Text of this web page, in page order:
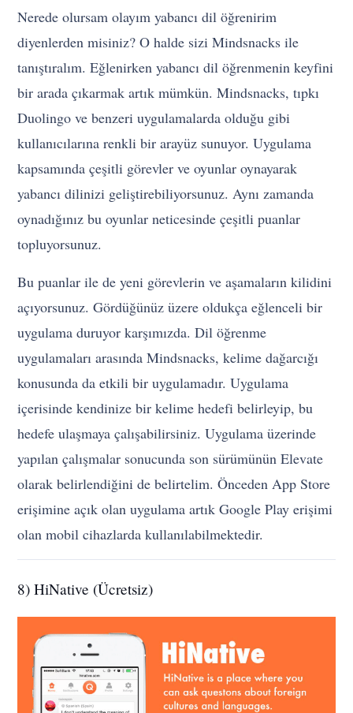
Nerede olursam olayım yabancı dil öğrenirim
diyenlerden misiniz? O halde sizi Mindsnacks ile
tanıştıralım. Eğlenirken yabancı dil öğrenmenin keyfini
bir arada çıkarmak artık mümkün. Mindsnacks, tıpkı
Duolingo ve benzeri uygulamalarda olduğu gibi
kullanıcılarına renkli bir arayüz sunuyor. Uygulama
kapsamında çeşitli görevler ve oyunlar oynayarak
yabancı dilinizi geliştirebiliyorsunuz. Aynı zamanda
oynadığınız bu oyunlar neticesinde çeşitli puanlar
topluyorsunuz.
Bu puanlar ile de yeni görevlerin ve aşamaların kilidini
açıyorsunuz. Gördüğünüz üzere oldukça eğlenceli bir
uygulama duruyor karşımızda. Dil öğrenme
uygulamaları arasında Mindsnacks, kelime dağarcığı
konusunda da etkili bir uygulamadır. Uygulama
içerisinde kendinize bir kelime hedefi belirleyip, bu
hedefe ulaşmaya çalışabilirsiniz. Uygulama üzerinde
yapılan çalışmalar sonucunda son sürümünün Elevate
olarak belirlendiğini de belirtelim. Önceden App Store
erişimine açık olan uygulama artık Google Play erişimi
olan mobil cihazlarda kullanılabilmektedir.
8) HiNative (Ücretsiz)